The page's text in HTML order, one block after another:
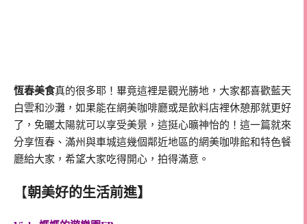
恆春美食真的很多耶！畢竟這裡是觀光勝地，大家都喜歡藍天
白雲和沙灘，如果能在網美咖啡廳或是飲料店裡休憩那就更好
了，免曬太陽就可以享受美景，這挺心曠神怡的！這一篇就來
分享恆春、滿州與車城這幾個鄰近地區的網美咖啡館和特色餐
廳給大家，希望大家吃得開心，拍得滿意。
【朝美好的生活前進】